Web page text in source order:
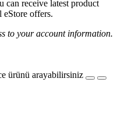
can receive latest product
eStore offers.
to your account information.
ürünü arayabilirsiniz